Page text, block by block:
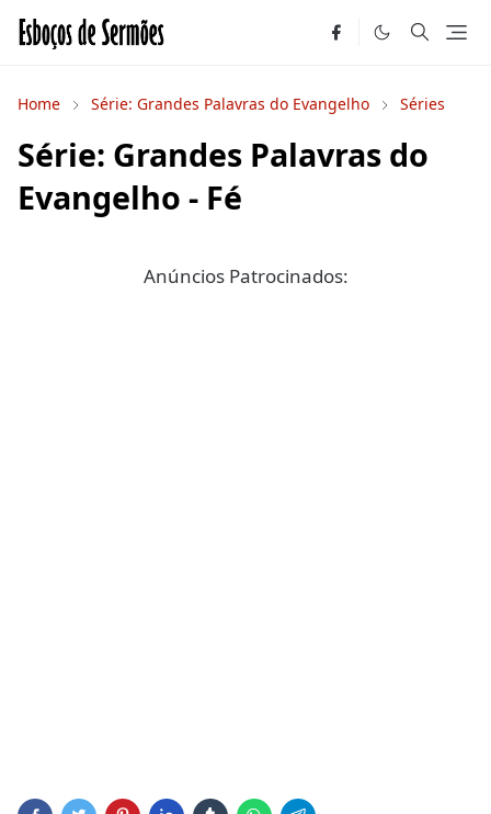
Home Série: Grandes Palavras do Evangelho Séries
Série: Grandes Palavras do
Evangelho - Fé
Anúncios Patrocinados: